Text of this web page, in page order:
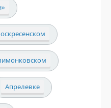
Апрелевке